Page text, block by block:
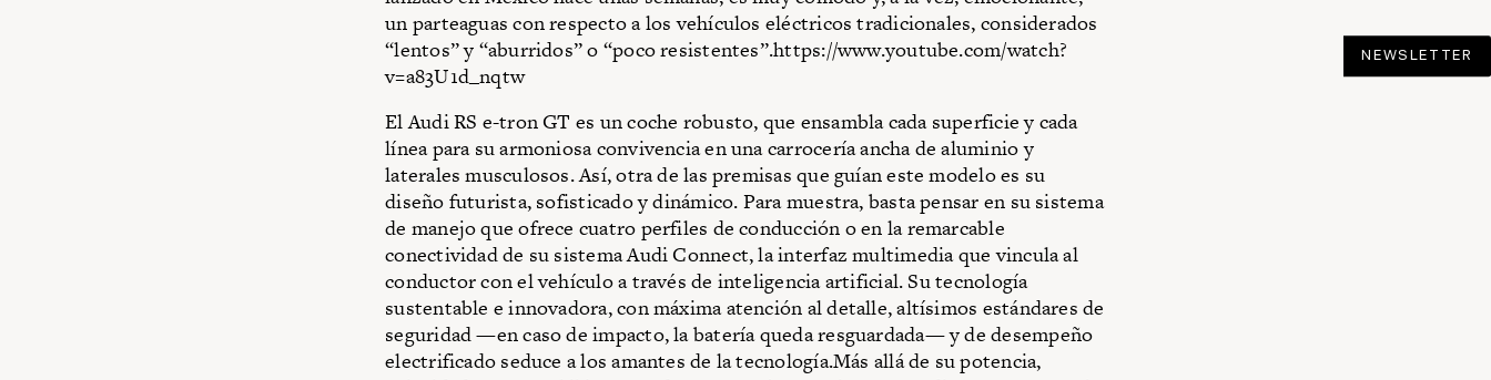
un parteaguas con respecto a los vehículos eléctricos tradicionales, considerados
“lentos” y “aburridos” o “poco resistentes”.https://www.youtube.com/watch?
v=a83U1d_nqtw
El Audi RS e-tron GT es un coche robusto, que ensambla cada superficie y cada
línea para su armoniosa convivencia en una carrocería ancha de aluminio y
laterales musculosos. Así, otra de las premisas que guían este modelo es su
diseño futurista, sofisticado y dinámico. Para muestra, basta pensar en su sistema
de manejo que ofrece cuatro perfiles de conducción o en la remarcable
conectividad de su sistema Audi Connect, la interfaz multimedia que vincula al
conductor con el vehículo a través de inteligencia artificial. Su tecnología
sustentable e innovadora, con máxima atención al detalle, altísimos estándares de
seguridad —en caso de impacto, la batería queda resguardada— y de desempeño
electrificado seduce a los amantes de la tecnología.Más allá de su potencia,
NEWSLETTER